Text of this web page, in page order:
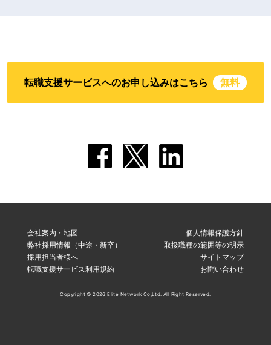
転職支援サービスへのお申し込みはこちら 無料
会社案内・地図
弊社採用情報（中途・新卒）
採用担当者様へ
転職支援サービス利用規約
個人情報保護方針
取扱職種の範囲等の明示
サイトマップ
お問い合わせ
Copyright © 2026 Elite Network Co,Ltd. All Right Reserved.